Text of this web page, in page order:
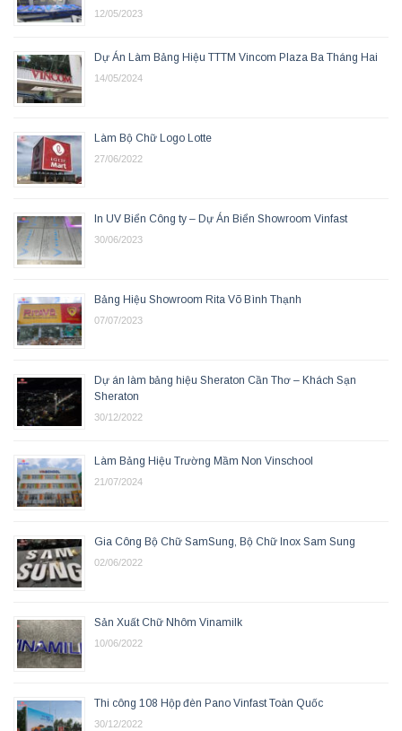
12/05/2023
Dự Án Làm Bảng Hiệu TTTM Vincom Plaza Ba Tháng Hai
14/05/2024
Làm Bộ Chữ Logo Lotte
27/06/2022
In UV Biển Công ty – Dự Án Biển Showroom Vinfast
30/06/2023
Bảng Hiệu Showroom Rita Võ Bình Thạnh
07/07/2023
Dự án làm bảng hiệu Sheraton Cần Thơ – Khách Sạn
Sheraton
30/12/2022
Làm Bảng Hiệu Trường Mầm Non Vinschool
21/07/2024
Gia Công Bộ Chữ SamSung, Bộ Chữ Inox Sam Sung
02/06/2022
Sản Xuất Chữ Nhôm Vinamilk
10/06/2022
Thi công 108 Hộp đèn Pano Vinfast Toàn Quốc
30/12/2022